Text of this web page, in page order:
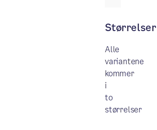
Størrelser
Alle
variantene
kommer
i
to
størrelser